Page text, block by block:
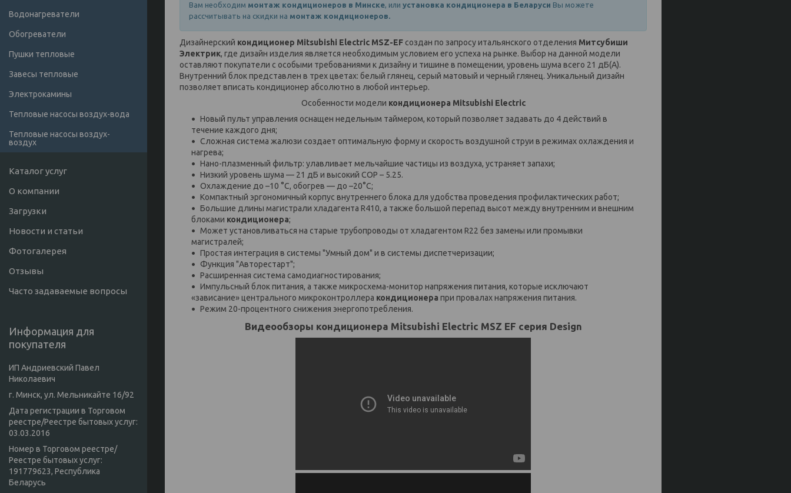
Вам необходим монтаж кондиционеров в Минске, или установка кондиционера в Беларуси Вы можете
рассчитывать на скидки на монтаж кондиционеров.
Дизайнерский кондиционер Mitsubishi Electric MSZ-EF создан по запросу итальянского отделения Митсубиши
Электрик, где дизайн изделия является необходимым условием его успеха на рынке. Выбор на данной модели
оставляют покупатели с особыми требованиями к дизайну и тишине в помещении, уровень шума всего 21 дБ(А).
Внутренний блок представлен в трех цветах: белый глянец, серый матовый и черный глянец. Уникальный дизайн
позволяет вписать кондиционер абсолютно в любой интерьер.
Особенности модели кондиционера Mitsubishi Electric
Новый пульт управления оснащен недельным таймером, который позволяет задавать до 4 действий в
течение каждого дня;
Сложная система жалюзи создает оптимальную форму и скорость воздушной струи в режимах охлаждения и
нагрева;
Нано-плазменный фильтр: улавливает мельчайшие частицы из воздуха, устраняет запахи;
Низкий уровень шума — 21 дБ и высокий COP – 5.25.
Охлаждение до –10 °С, обогрев — до –20°С;
Компактный эргономичный корпус внутреннего блока для удобства проведения профилактических работ;
Большие длины магистрали хладагента R410, а также большой перепад высот между внутренним и внешним
блоками кондиционера;
Может установливаться на старые трубопроводы от хладагентом R22 без замены или промывки
магистралей;
Простая интеграция в системы "Умный дом" и в системы диспетчеризации;
Функция "Авторестарт";
Расширенная система самодиагностирования;
Импульсный блок питания, а также микросхема-монитор напряжения питания, которые исключают
«зависание» центрального микроконтроллера кондиционера при провалах напряжения питания.
Режим 20-процентного снижения энергопотребления.
Видеообзоры кондиционера Mitsubishi Electric MSZ EF серия Design
Водонагреватели
Обогреватели
Пушки тепловые
Завесы тепловые
Электрокамины
Тепловые насосы воздух-вода
Тепловые насосы воздух-
воздух
Каталог услуг
О компании
Загрузки
Новости и статьи
Фотогалерея
Отзывы
Часто задаваемые вопросы
Информация для
покупателя
ИП Андриевский Павел
Николаевич
г. Минск, ул. Мельникайте 16/92
Дата регистрации в Торговом
реестре/Реестре бытовых услуг:
03.03.2016
Номер в Торговом реестре/
Реестре бытовых услуг:
191779623, Республика
Беларусь